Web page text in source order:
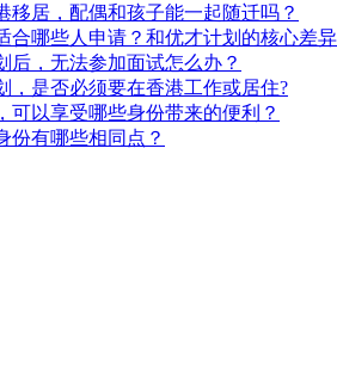
移居，配偶和孩子能一起随迁吗？
合哪些人申请？和优才计划的核心差
后，无法参加面试怎么办？
，是否必须要在香港工作或居住?
可以享受哪些身份带来的便利？
份有哪些相同点？